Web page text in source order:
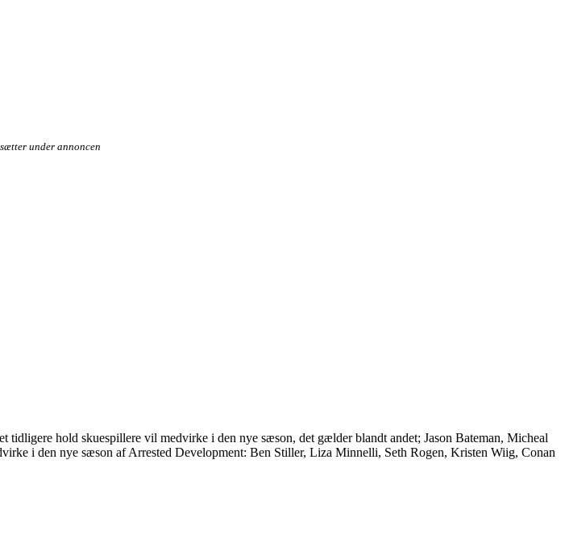
under annoncen
hold skuespillere vil medvirke i den nye sæson, det gælder blandt andet; Jason Bateman, Micheal
i den nye sæson af Arrested Development: Ben Stiller, Liza Minnelli, Seth Rogen, Kristen Wiig, Conan